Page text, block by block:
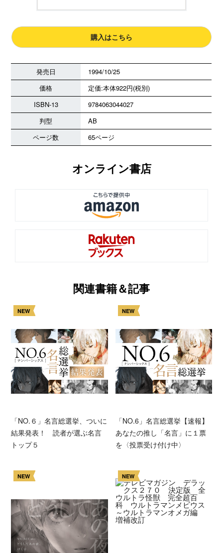
購入はこちら
発売日
1994/10/25
価格
定価:本体922円(税別)
ISBN-13
9784063044027
判型
AB
ページ数
65ページ
オンライン書店
関連書籍＆記事
NEW
「NO.６」名言総選挙、ついに
結果発表！ 読者が選ぶ名言
トップ５
NEW
「NO.6」名言総選挙【速報】
あなたの推し「名言」に１票
を〈投票受け付け中〉
NEW NEW